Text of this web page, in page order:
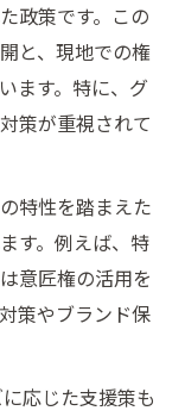
政策です。この
と、現地での権
ます。特に、グ
策が重視されて
特性を踏まえた
す。例えば、特
意匠権の活用を
策やブランド保
応じた支援策も